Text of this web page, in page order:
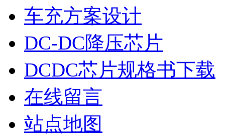
车充方案设计
DC-DC降压芯片
DCDC芯片规格书下载
在线留言
站点地图